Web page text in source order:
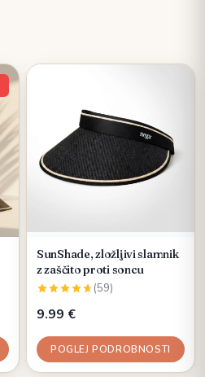
SunShade, zložljivi slamnik
z zaščito proti soncu
(59)
9.99 €
POGLEJ PODROBNOSTI